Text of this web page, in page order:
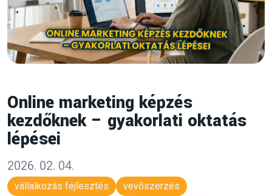
Online marketing képzés
kezdőknek – gyakorlati oktatás
lépései
2026. 02. 04.
vállalkozás fejlesztés
vevőszerzés